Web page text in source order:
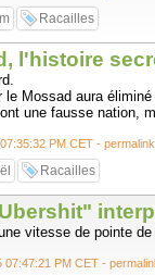
Racailles
l'histoire
le Mossad aura
une fausse nation,
PM CET - permalink
Racailles
vitesse de pointe
07:47:21 PM CET -